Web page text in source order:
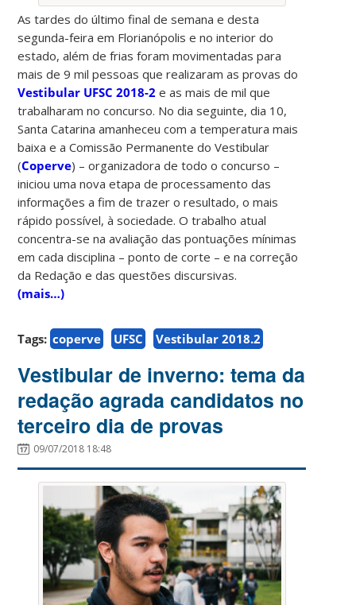
As tardes do último final de semana e desta
segunda-feira em Florianópolis e no interior do
estado, além de frias foram movimentadas para
mais de 9 mil pessoas que realizaram as provas do
Vestibular UFSC 2018-2 e as mais de mil que
trabalharam no concurso. No dia seguinte, dia 10,
Santa Catarina amanheceu com a temperatura mais
baixa e a Comissão Permanente do Vestibular
(Coperve) – organizadora de todo o concurso –
iniciou uma nova etapa de processamento das
informações a fim de trazer o resultado, o mais
rápido possível, à sociedade. O trabalho atual
concentra-se na avaliação das pontuações mínimas
em cada disciplina – ponto de corte – e na correção
da Redação e das questões discursivas.
(mais…)
Tags: coperve UFSC Vestibular 2018.2
Vestibular de inverno: tema da
redação agrada candidatos no
terceiro dia de provas
09/07/2018 18:48